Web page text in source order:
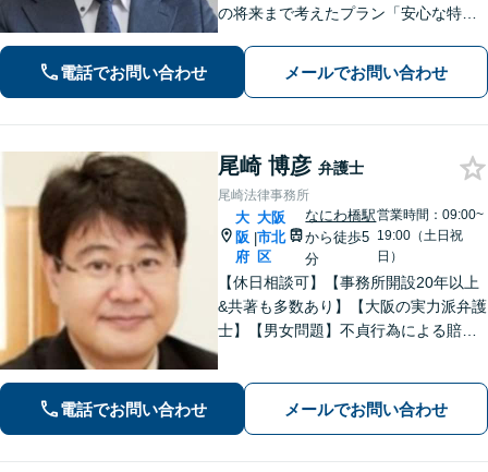
の将来まで考えたプラン「安心な特別
フットワーク＆スピード対応！被害者
との示談交渉もお任せください【休
電話でお問い合わせ メールでお問い合わせ
尾崎 博彦 弁護士
尾崎法律事務所
大
阪
府
|
大阪
市北
区
なにわ橋駅
から徒歩5
分
営業時間：09:00~
19:00（土日祝
日）
【休日相談可】【事務所開設20年以上
&共著も多数あり】【大阪の実力派弁護
士】【男女問題】不貞行為による賠償
を。【借金問題】自己破産の対応豊富
電話でお問い合わせ メールでお問い合わせ